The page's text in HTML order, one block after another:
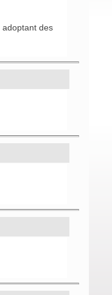
adoptant des